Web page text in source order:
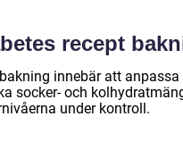
recept
innebär att
socker- och
under kontroll.